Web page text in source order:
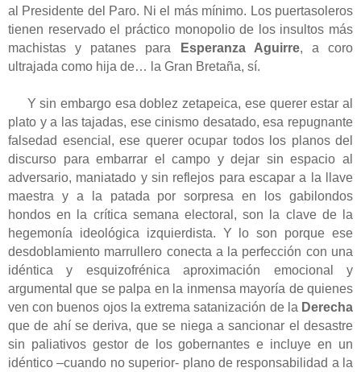
al Presidente del Paro. Ni el más mínimo. Los puertasoleros
tienen reservado el práctico monopolio de los insultos más
machistas y patanes para
Esperanza Aguirre, a coro
ultrajada como hija de… la Gran Bretaña, sí.
Y sin embargo esa doblez zetapeica, ese querer estar al
plato y a las tajadas, ese cinismo desatado, esa repugnante
falsedad esencial, ese querer ocupar todos los planos del
discurso para embarrar el campo y dejar sin espacio al
adversario, maniatado y sin reflejos para escapar a la llave
maestra y a la patada por sorpresa en los gabilondos
hondos en la crítica semana electoral, son la clave de la
hegemonía ideológica izquierdista. Y lo son porque ese
desdoblamiento marrullero conecta a la perfección con una
idéntica y esquizofrénica aproximación emocional y
argumental que se palpa en la inmensa mayoría de quienes
ven con buenos ojos la extrema satanización de la Derecha
que de ahí se deriva, que se niega a sancionar el desastre
sin paliativos gestor de los gobernantes e incluye en un
idéntico –cuando no superior- plano de responsabilidad a la